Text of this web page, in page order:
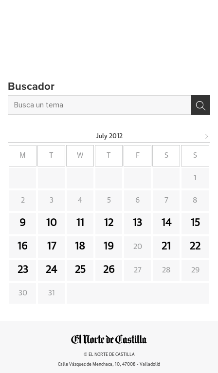
Buscador
July 2012
M W F S S
1
2 3 4 5 6 7 8
9 10 11 12 13 14 15
16 17 18 19 20 21 22
23 24 25 26 27 28 29
30 31
© EL NORTE DE CASTILLA
Calle Vázquez de Menchaca, 10, 47008 - Valladolid